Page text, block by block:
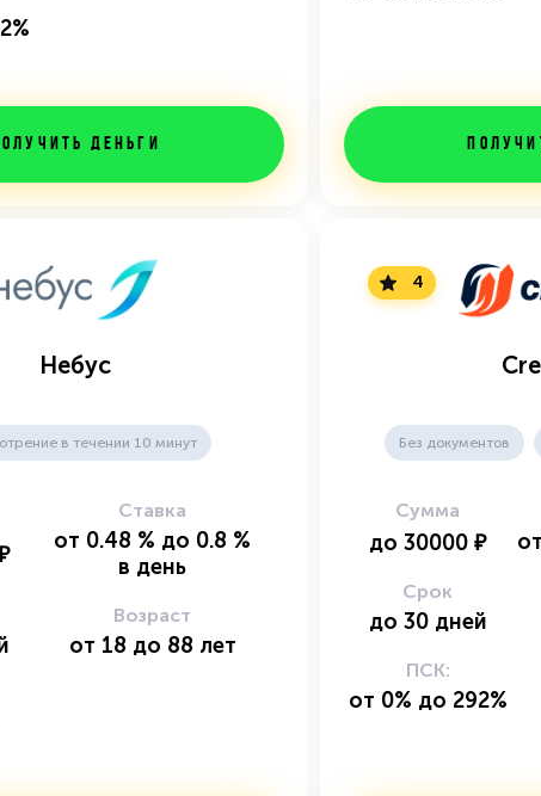
деньги
Небус
в течении 10 минут
Ставка
от 0.48 % до 0.8 %
в день
Возраст
от 18 до 88 лет
4
Без документов
Сумма
до 30000 ₽ от
Срок
до 30 дней
ПСК:
от 0% до 292%